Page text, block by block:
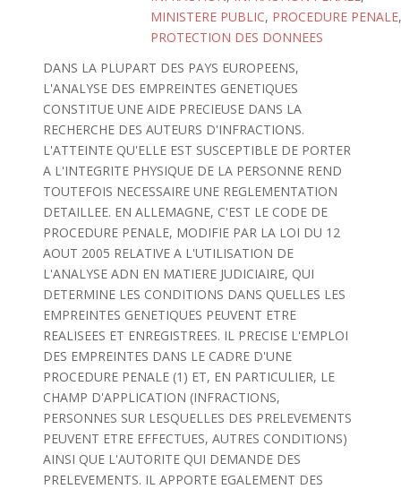
MINISTERE PUBLIC, PROCEDURE PENALE,
PROTECTION DES DONNEES
DANS LA PLUPART DES PAYS EUROPEENS,
L'ANALYSE DES EMPREINTES GENETIQUES
CONSTITUE UNE AIDE PRECIEUSE DANS LA
RECHERCHE DES AUTEURS D'INFRACTIONS.
L'ATTEINTE QU'ELLE EST SUSCEPTIBLE DE PORTER
A L'INTEGRITE PHYSIQUE DE LA PERSONNE REND
TOUTEFOIS NECESSAIRE UNE REGLEMENTATION
DETAILLEE. EN ALLEMAGNE, C'EST LE CODE DE
PROCEDURE PENALE, MODIFIE PAR LA LOI DU 12
AOUT 2005 RELATIVE A L'UTILISATION DE
L'ANALYSE ADN EN MATIERE JUDICIAIRE, QUI
DETERMINE LES CONDITIONS DANS QUELLES LES
EMPREINTES GENETIQUES PEUVENT ETRE
REALISEES ET ENREGISTREES. IL PRECISE L'EMPLOI
DES EMPREINTES DANS LE CADRE D'UNE
PROCEDURE PENALE (1) ET, EN PARTICULIER, LE
CHAMP D'APPLICATION (INFRACTIONS,
PERSONNES SUR LESQUELLES DES PRELEVEMENTS
PEUVENT ETRE EFFECTUES, AUTRES CONDITIONS)
AINSI QUE L'AUTORITE QUI DEMANDE DES
PRELEVEMENTS. IL APPORTE EGALEMENT DES